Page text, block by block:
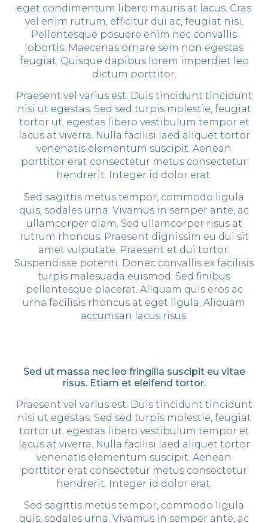
eget condimentum libero mauris at lacus. Cras
vel enim rutrum, efficitur dui ac, feugiat nisi.
Pellentesque posuere enim nec convallis
lobortis. Maecenas ornare sem non egestas
feugiat. Quisque dapibus lorem imperdiet leo
dictum porttitor.
Praesent vel varius est. Duis tincidunt tincidunt
nisi ut egestas. Sed sed turpis molestie, feugiat
tortor ut, egestas libero vestibulum tempor et
lacus at viverra. Nulla facilisi laed aliquet tortor
venenatis elementum suscipit. Aenean
porttitor erat consectetur metus consectetur
hendrerit. Integer id dolor erat.
Sed sagittis metus tempor, commodo ligula
quis, sodales urna. Vivamus in semper ante, ac
ullamcorper diam. Sed ullamcorper risus at
rutrum rhoncus. Praesent dignissim eu dui sit
amet vulputate. Praesent et dui tortor.
Suspendisse potenti. Donec convallis ex facilisis
turpis malesuada euismod. Sed finibus
pellentesque placerat. Aliquam quis eros ac
urna facilisis rhoncus at eget ligula. Aliquam
accumsan lacus risus.
Sed ut massa nec leo fringilla suscipit eu vitae
risus. Etiam et eleifend tortor.
Praesent vel varius est. Duis tincidunt tincidunt
nisi ut egestas. Sed sed turpis molestie, feugiat
tortor ut, egestas libero vestibulum tempor et
lacus at viverra. Nulla facilisi laed aliquet tortor
venenatis elementum suscipit. Aenean
porttitor erat consectetur metus consectetur
hendrerit. Integer id dolor erat.
Sed sagittis metus tempor, commodo ligula
quis, sodales urna. Vivamus in semper ante, ac